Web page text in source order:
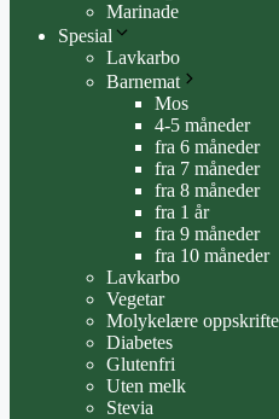
Marinade
Spesial
Lavkarbo
Barnemat
Mos
4-5 måneder
fra 6 måneder
fra 7 måneder
fra 8 måneder
fra 1 år
fra 9 måneder
fra 10 måneder
Lavkarbo
Vegetar
Molykelære
Diabetes
Glutenfri
Uten melk
Stevia